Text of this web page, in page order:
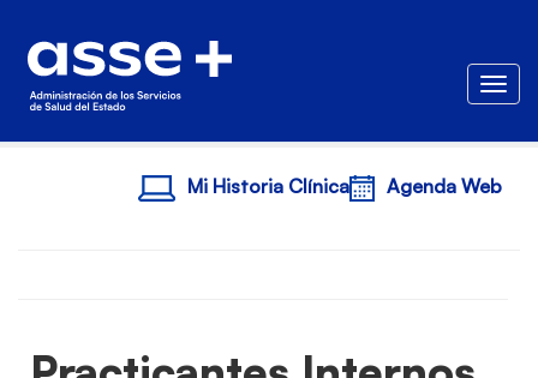
Mi Historia Clínica Agenda Web